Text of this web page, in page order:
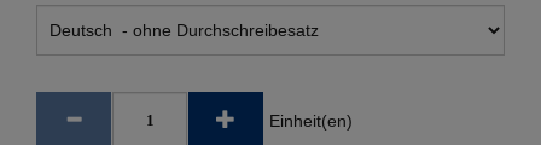
Einheit(en)